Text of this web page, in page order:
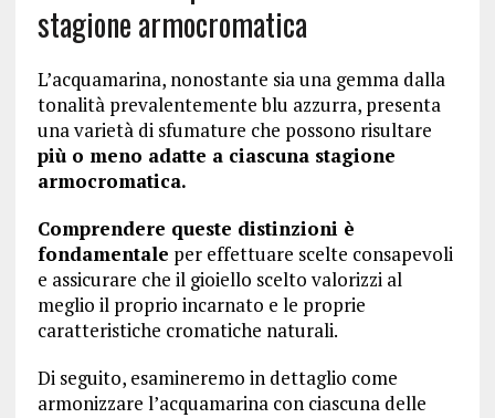
stagione armocromatica
L’acquamarina, nonostante sia una gemma dalla
tonalità prevalentemente blu azzurra, presenta
una varietà di sfumature che possono risultare
più o meno adatte a ciascuna stagione
armocromatica.
Comprendere queste distinzioni è
fondamentale per effettuare scelte consapevoli
e assicurare che il gioiello scelto valorizzi al
meglio il proprio incarnato e le proprie
caratteristiche cromatiche naturali.
Di seguito, esamineremo in dettaglio come
armonizzare l’acquamarina con ciascuna delle